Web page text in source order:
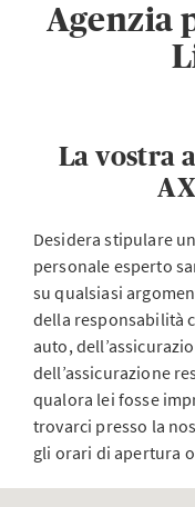
Agenzia
La vostra
Desidera stipulare
personale esperto
su qualsiasi
della responsabilità
auto,
dell’assicurazione
qualora lei fosse
trovarci presso la
gli orari di apertura